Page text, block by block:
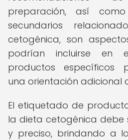
preparación, así
secundarios
cetogénica, son
podrían incluirse en
productos específicos
una orientación adicional
El etiquetado de
la dieta cetogénica debe
y preciso, brindando a